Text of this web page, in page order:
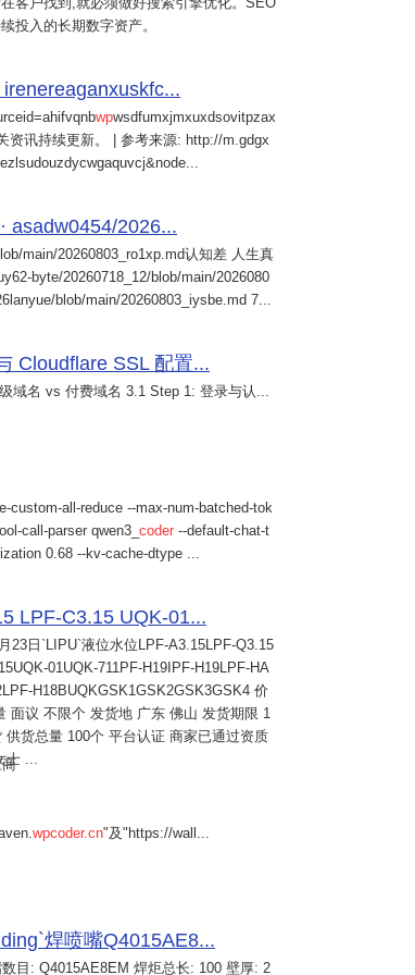
投入的长期数字资产。
irenereaganxuskfc...
wpwsdfumxjmxuxdsovitpzax
资讯持续更新。 | 参考来源: http://m.gdgx
asadw0454/2026...
main/20260803_ro1xp.md认知差 人生真
byte/20260718_12/blob/main/2026080
blob/main/20260803_iysbe.md 7...
Cloudflare SSL 配置...
域名 vs 付费域名 3.1 Step 1: 登录与认...
custom-all-reduce --max-num-batched-tok
call-parser qwen3_ coder --default-chat-t
0.68 --kv-cache-dtype ...
LPF-C3.15 UQK-01...
23日 `LIPU`液位水位LPF-A3.15LPF-Q3.15
01UQK-711PF-H19IPF-H19LPF-HA
H18BUQKGSK1GSK2GSK3GSK4 价
面议 不限个 发货地 广东 佛山 发货期限 1
供货总量 100个 平台认证 商家已通过资质
士 ...
wpcoder.cn"及"https://wall...
焊喷嘴Q4015AE8...
目: Q4015AE8EM 焊炬总长: 100 壁厚: 2